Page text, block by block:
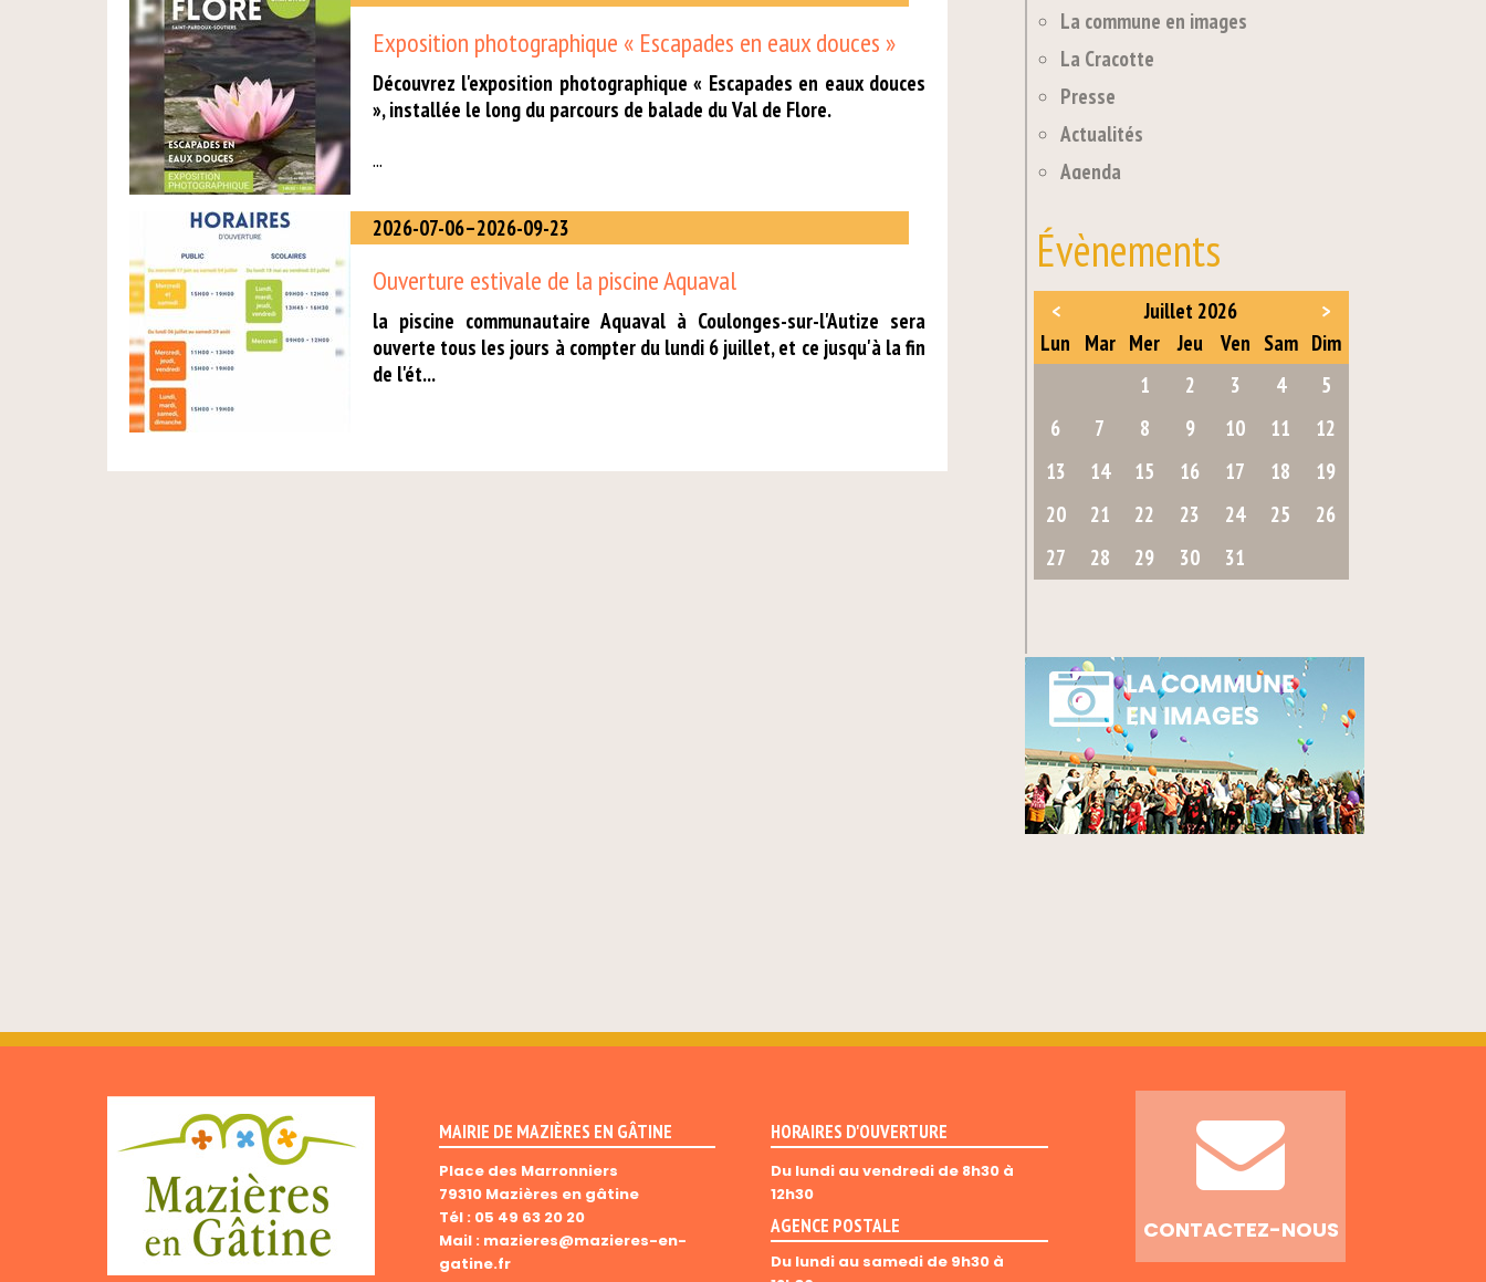
Exposition photographique « Escapades en eaux douces »
Découvrez l'exposition photographique « Escapades en eaux douces
», installée le long du parcours de balade du Val de Flore.
...
2026-07-06–2026-09-23
Ouverture estivale de la piscine Aquaval
la piscine communautaire Aquaval à Coulonges-sur-l'Autize sera
ouverte tous les jours à compter du lundi 6 juillet, et ce jusqu'à la fin
de l'ét...
La commune en images
La Cracotte
Presse
Actualités
Agenda
Évènements
< Juillet 2026
>
Lun
Mar Mer Jeu Ven Sam Dim
1
2 3 4
5
6
7 8 9 10 11
12
13
14 15 16 17 18
19
20
21 22 23 24 25
26
27
28 29 30 31
MAIRIE DE MAZIÈRES EN GÂTINE
Place des Marronniers
79310 Mazières en gâtine
Tél : 05 49 63 20 20
Mail : mazieres@mazieres-en-
gatine.fr
HORAIRES D'OUVERTURE
Du lundi au vendredi de 8h30 à
12h30
AGENCE POSTALE
Du lundi au samedi de 9h30 à
CONTACTEZ-NOUS